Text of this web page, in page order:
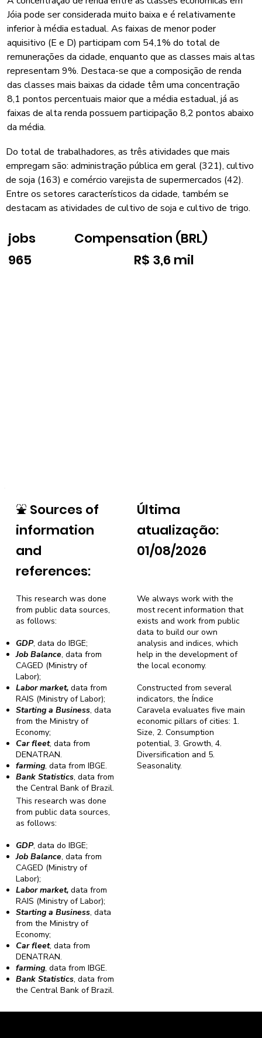
Jóia pode ser considerada muito baixa e é relativamente
inferior à média estadual. As faixas de menor poder
aquisitivo (E e D) participam com 54,1% do total de
remunerações da cidade, enquanto que as classes mais altas
representam 9%. Destaca-se que a composição de renda
das classes mais baixas da cidade têm uma concentração
8,1 pontos percentuais maior que a média estadual, já as
faixas de alta renda possuem participação 8,2 pontos abaixo
da média.
Do total de trabalhadores, as três atividades que mais
empregam são: administração pública em geral (321), cultivo
de soja (163) e comércio varejista de supermercados (42).
Entre os setores característicos da cidade, também se
destacam as atividades de cultivo de soja e cultivo de trigo.
jobs
965
Compensation (BRL)
R$ 3,6 mil
⛲ Sources of
information
and
references:
Última
atualização:
01/08/2026
We always work with the
most recent information that
exists and work from public
data to build our own
analysis and indices, which
help in the development of
the local economy.
Constructed from several
indicators, the Índice
Caravela evaluates five main
economic pillars of cities: 1.
Size, 2. Consumption
potential, 3. Growth, 4.
Diversification and 5.
Seasonality.
This research was done
from public data sources,
as follows:
GDP, data do IBGE;
Job Balance, data from
CAGED (Ministry of
Labor);
Labor market,data from
RAIS (Ministry of Labor);
Starting a Business, data
from the Ministry of
Economy;
Car fleet, data from
DENATRAN.
farming, data from IBGE.
Bank Statistics, data from
the Central Bank of Brazil.
This research was done
from public data sources,
as follows:
GDP, data do IBGE;
Job Balance, data from
CAGED (Ministry of
Labor);
Labor market,data from
RAIS (Ministry of Labor);
Starting a Business, data
from the Ministry of
Economy;
Car fleet, data from
DENATRAN.
farming, data from IBGE.
Bank Statistics, data from
the Central Bank of Brazil.